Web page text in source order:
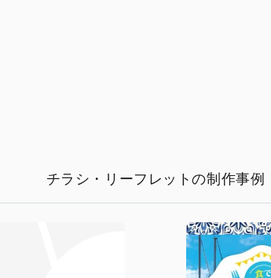
チラシ・リーフレットの制作事例